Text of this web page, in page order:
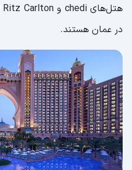
در عمان هستند.